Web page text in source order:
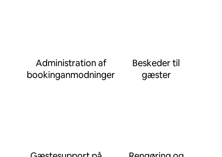
Administration af
bookinganmodninger
Beskeder til
gæster